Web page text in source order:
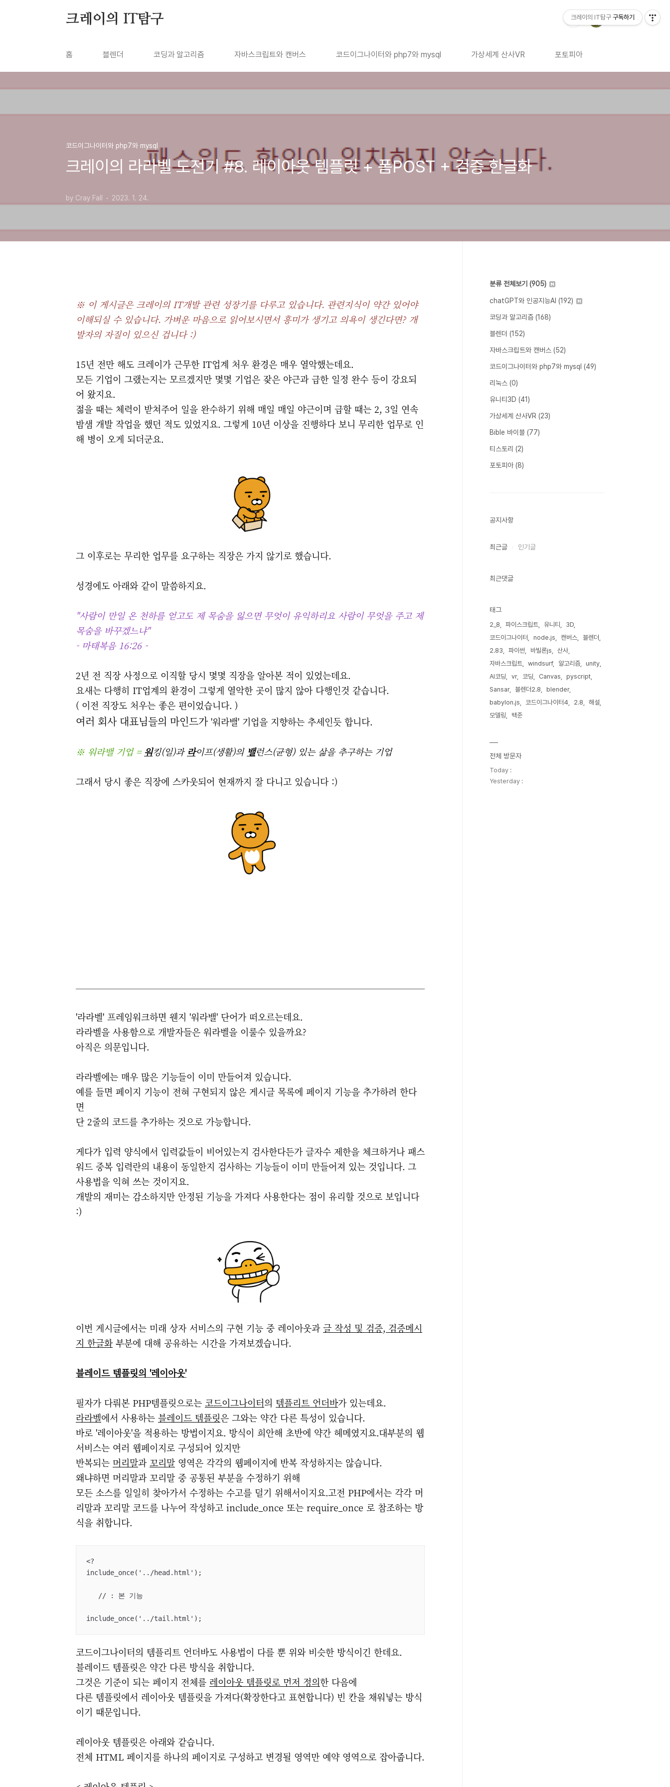
크레이의 IT탐구
홈 블렌더 코딩과 알고리즘 자바스크립트와 캔버스 코드이그나이터와 php7와 mysql 가상세계 산사VR 포토피아
코드이그나이터와 php7와 mysql
크레이의 라라벨 도전기 #8. 레이아웃 템플릿 + 폼POST + 검증 한글화
by Cray Fall 2023. 1. 24.
※ 이 게시글은 크레이의 IT개발 관련 성장기를 다루고 있습니다. 관련지식이 약간 있어야
이해되실 수 있습니다. 가벼운 마음으로 읽어보시면서 흥미가 생기고 의욕이 생긴다면? 개
발자의 자질이 있으신 겁니다 :)
15년 전만 해도 크레이가 근무한 IT업계 처우 환경은 매우 열악했는데요.
모든 기업이 그랬는지는 모르겠지만 몇몇 기업은 잦은 야근과 급한 일정 완수 등이 강요되
어 왔지요.
젊을 때는 체력이 받쳐주어 일을 완수하기 위해 매일 매일 야근이며 급할 때는 2, 3일 연속
밤샘 개발 작업을 했던 적도 있었지요. 그렇게 10년 이상을 진행하다 보니 무리한 업무로 인
해 병이 오게 되더군요.
그 이후로는 무리한 업무를 요구하는 직장은 가지 않기로 했습니다.
성경에도 아래와 같이 말씀하지요.
"사람이 만일 온 천하를 얻고도 제 목숨을 잃으면 무엇이 유익하리요 사람이 무엇을 주고 제
목숨을 바꾸겠느냐"
- 마태복음 16:26 -
2년 전 직장 사정으로 이직할 당시 몇몇 직장을 알아본 적이 있었는데요.
요새는 다행히 IT업계의 환경이 그렇게 열악한 곳이 많지 않아 다행인것 같습니다.
( 이전 직장도 처우는 좋은 편이었습니다. )
여러 회사 대표님들의 마인드가'워라밸' 기업을 지향하는 추세인듯 합니다.
※ 워라밸 기업 = 워킹(일)과 라이프(생활)의 밸런스(균형) 있는 삶을 추구하는 기업
그래서 당시 좋은 직장에 스카웃되어 현재까지 잘 다니고 있습니다 :)
'라라벨' 프레임워크하면 웬지 '워라밸' 단어가 떠오르는데요.
라라벨을 사용함으로 개발자들은 워라벨을 이룰수 있을까요?
아직은 의문입니다.
라라벨에는 매우 많은 기능들이 이미 만들어져 있습니다.
예를 들면 페이지 기능이 전혀 구현되지 않은 게시글 목록에 페이지 기능을 추가하려 한다
면
단 2줄의 코드를 추가하는 것으로 가능합니다.
게다가 입력 양식에서 입력값들이 비어있는지 검사한다든가 글자수 제한을 체크하거나 패스
워드 중복 입력란의 내용이 동일한지 검사하는 기능들이 이미 만들어져 있는 것입니다. 그
사용법을 익혀 쓰는 것이지요.
개발의 재미는 감소하지만 안정된 기능을 가져다 사용한다는 점이 유리할 것으로 보입니다
:)
이번 게시글에서는 미래 상자 서비스의 구현 기능 중 레이아웃과 글 작성 및 검증, 검증메시
지 한글화 부분에 대해 공유하는 시간을 가져보겠습니다.
블레이드 템플릿의 '레이아웃'
필자가 다뤄본 PHP템플릿으로는 코드이그나이터의 템플리트 언더바가 있는데요.
라라벨에서 사용하는 블레이드 템플릿은 그와는 약간 다른 특성이 있습니다.
바로 '레이아웃'을 적용하는 방법이지요. 방식이 희안해 초반에 약간 헤메였지요.대부분의 웹
서비스는 여러 웹페이지로 구성되어 있지만
반복되는 머리말과 꼬리말 영역은 각각의 웹페이지에 반복 작성하지는 않습니다.
왜냐하면 머리말과 꼬리말 중 공통된 부분을 수정하기 위해
모든 소스를 일일히 찾아가서 수정하는 수고를 덜기 위해서이지요.고전 PHP에서는 각각 머
리말과 꼬리말 코드를 나누어 작성하고 include_once 또는 require_once 로 참조하는 방
식을 취합니다.
<?
include_once('../head.html');
include_once('../tail.html');
코드이그나이터의 템플리트 언더바도 사용법이 다를 뿐 위와 비슷한 방식이긴 한데요.
블레이드 템플릿은 약간 다른 방식을 취합니다.
그것은 기준이 되는 페이지 전체를 레이아웃 템플릿로 먼저 정의한 다음에
다른 템플릿에서 레이아웃 템플릿을 가져다(확장한다고 표현합니다) 빈 칸을 채워넣는 방식
이기 때문입니다.
레이아웃 템플릿은 아래와 같습니다.
전체 HTML 페이지를 하나의 페이지로 구성하고 변경될 영역만 예약 영역으로 잡아줍니다.
분류 전체보기 (905)
chatGPT와 인공지능AI (192)
코딩과 알고리즘 (168)
블렌더 (152)
자바스크립트와 캔버스 (52)
코드이그나이터와 php7와 mysql (49)
리눅스 (0)
유니티3D (41)
가상세계 산사VR (23)
Bible 바이블 (77)
티스토리 (2)
포토피아 (8)
공지사항
최근글 인기글
최근댓글
태그
2_8 파이스크립트 유니티
3D
코드이그나이터
node.js 캔버스
블렌더
2.83
파이썬 바빌론js
산사
자바스크립트
windsurf 알고리즘
unity
AI코딩
vr 코딩 Canvas
pyscript
Sansar
블렌더2.8
blender
babylon.js
코드이그나이터4 2.8
해설
모델링
백준
전체 방문자
Today :
Yesterday :
크레이의 IT탐구 구독하기